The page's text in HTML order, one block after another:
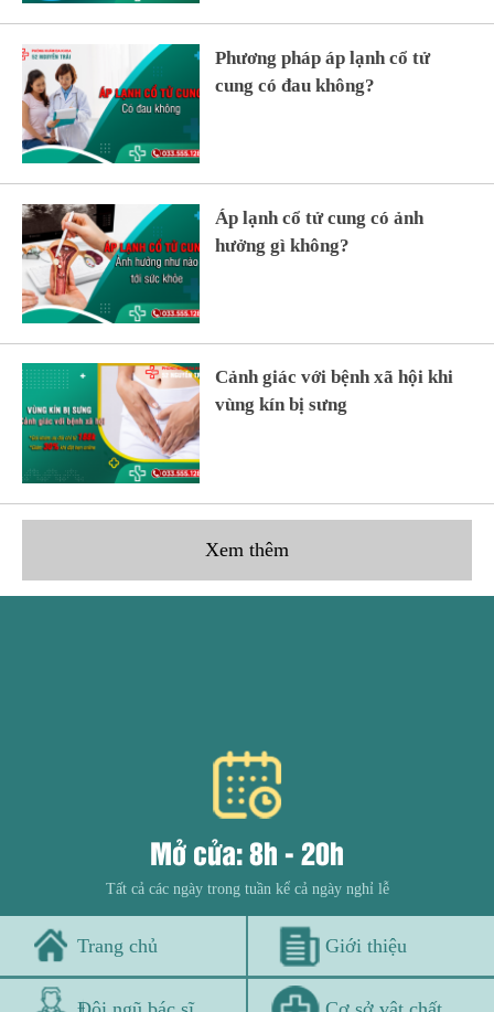
Phương pháp áp lạnh cổ tử
cung có đau không?
Áp lạnh cổ tử cung có ảnh
hưởng gì không?
Cảnh giác với bệnh xã hội khi
vùng kín bị sưng
Xem thêm
Mở cửa: 8h - 20h
Tất cả các ngày trong tuần kể cả ngày nghỉ lễ
Trang chủ Giới thiệu